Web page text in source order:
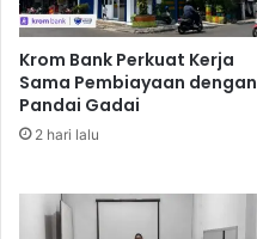
a
s
E
n
e
m
e
e
P
e
t
m
Krom Bank Perkuat Kerja
Sama Pembiayaan dengan
Pandai Gadai
2 hari lalu